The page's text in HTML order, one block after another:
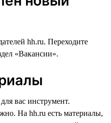
hh.ru. Переходите
«Вакансии».
вас инструмент.
На hh.ru есть материалы,